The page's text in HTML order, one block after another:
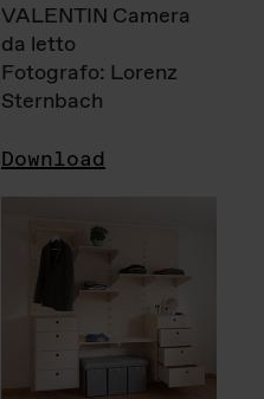
VALENTIN Camera
da letto
Fotografo: Lorenz
Sternbach
Download